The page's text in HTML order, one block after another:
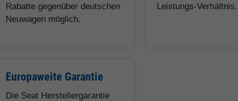
Rabatte gegenüber deutschen
Neuwagen möglich.
Leistungs-Verhältnis.
Europaweite Garantie
Die Seat Herstellergarantie